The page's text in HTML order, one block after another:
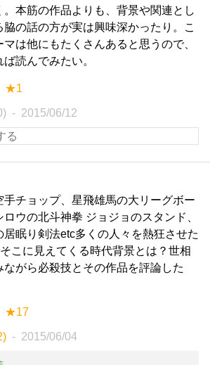
。本筋の作品よりも、背景や関連とし
脇の話の方が実は興味深かったり。こ
は他にもたくさんあると思うので、
読んでみたい。
★1
2015/06/12
手チョップ、星飛雄馬の大リーグボー
ロウの北斗神拳 ジョジョのスタンド、
居眠り剣法etc多くの人々を熱狂させた
そこに見えてくる時代背景とは？世相
ながら必殺技とその作品を評論した
★17
2015/06/04